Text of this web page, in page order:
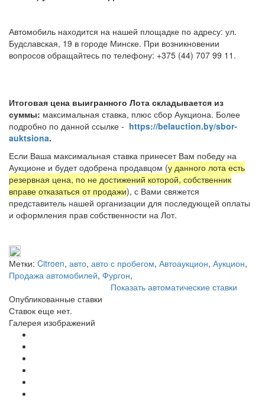
Автомобиль находится на нашей площадке по адресу: ул.
Будславская, 19 в городе Минске. При возникновении
вопросов обращайтесь по телефону: +375 (44) 707 99 11.
Итоговая цена выигранного Лота складывается из
суммы: максимальная ставка, плюс сбор Аукциона. Более
подробно по данной ссылке - https://belauction.by/sbor-
auktsiona.
Если Ваша максимальная ставка принесет Вам победу на
Аукционе и будет одобрена продавцом (у данного лота есть
резервная цена, по не достижений которой, собственник
вправе отказаться от продажи), с Вами свяжется
представитель нашей организации для последующей оплаты
и оформления прав собственности на Лот.
Метки: Citroen, авто, авто с пробегом, Автоаукцион, Аукцион,
Продажа автомобилей, Фургон,
Показать автоматические ставки
Опубликованные ставки
Ставок еще нет.
Галерея изображений